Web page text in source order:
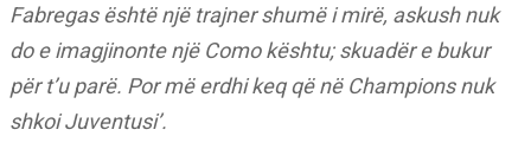
Fabregas është një trajner shumë i mirë, askush nuk
do e imagjinonte një Como kështu; skuadër e bukur
për t’u parë. Por më erdhi keq që në Champions nuk
shkoi Juventusi’.